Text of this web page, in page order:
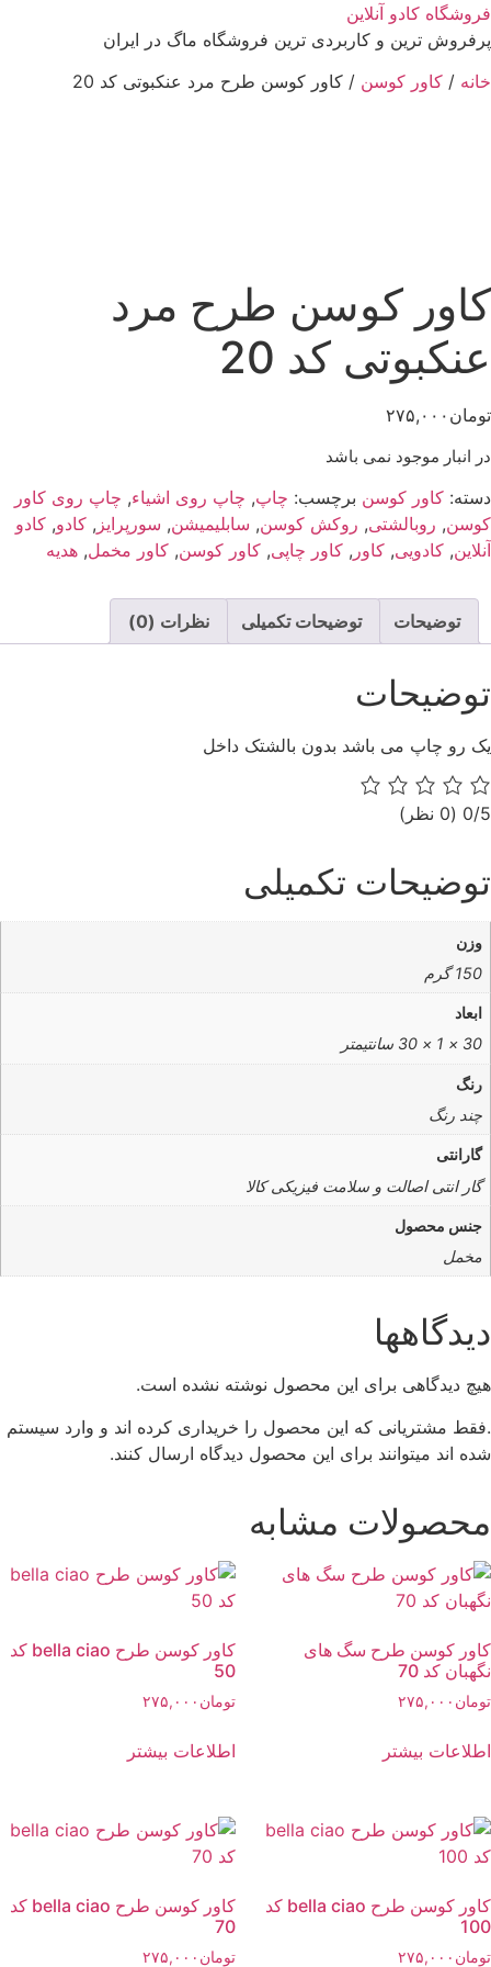
پرش
به
فروشگاه کادو آنلاین
پرفروش ترین و کاربردی ترین فروشگاه ماگ در ایران
خانه / کاور کوسن / کاور کوسن طرح مرد عنکبوتی کد 20
کاور کوسن طرح مرد
عنکبوتی کد 20
تومان ۲۷۵,۰۰۰
در انبار موجود نمی باشد
دسته: کاور کوسن برچسب: چاپ, چاپ روی اشیاء, چاپ روی کاور
کوسن, روبالشتی, روکش کوسن, سابلیمیشن, سورپرایز , کادو, کادو
آنلاین, کادویی, کاور , کاور چاپی, کاور کوسن, کاور مخمل, هدیه
توضیحات توضیحات تکمیلی نظرات (0)
توضیحات
یک رو چاپ می باشد بدون بالشتک داخل
‫0/5 ‫(0 نظر)
توضیحات تکمیلی
وزن
150 گرم
ابعاد
30 × 1 × 30 سانتیمتر
رنگ
چند رنگ
گارانتی
گار انتی اصالت و سلامت فیزیکی کالا
جنس محصول
مخمل
دیدگاهها
هیچ دیدگاهی برای این محصول نوشته نشده است.
.فقط مشتریانی که این محصول را خریداری کرده اند و وارد سیستم
شده اند میتوانند برای این محصول دیدگاه ارسال کنند.
محصولات مشابه
کاور کوسن طرح سگ های
نگهبان کد 70
تومان ۲۷۵,۰۰۰
اطلاعات بیشتر
کاور کوسن طرح bella ciao کد
50
تومان ۲۷۵,۰۰۰
اطلاعات بیشتر
کاور کوسن طرح bella ciao کد
100
تومان ۲۷۵,۰۰۰
کاور کوسن طرح bella ciao کد
70
تومان ۲۷۵,۰۰۰